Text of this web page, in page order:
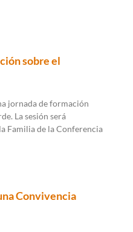
sobre el
jornada de formación
La sesión será
Familia de la Conferencia
Convivencia